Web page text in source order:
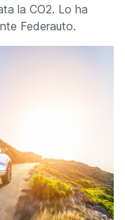
la CO2. Lo ha
Federauto.